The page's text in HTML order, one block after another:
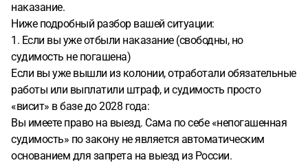
наказание.
Ниже подробный разбор вашей ситуации:
1. Если вы уже отбыли наказание (свободны, но
судимость не погашена)
Если вы уже вышли из колонии, отработали обязательные
работы или выплатили штраф, и судимость просто
«висит» в базе до 2028 года:
Вы имеете право на выезд. Сама по себе «непогашенная
судимость» по закону не является автоматическим
основанием для запрета на выезд из России.